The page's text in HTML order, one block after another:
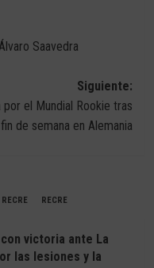
Saavedra
Siguiente:
el Mundial Rookie tras
de semana en Alemania
RECRE
victoria ante La
las lesiones y la